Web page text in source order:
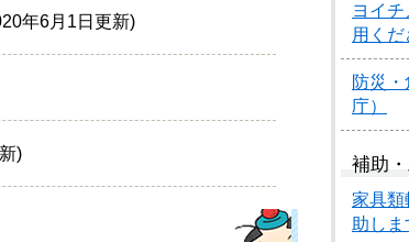
年6月1日更新
ヨイ
用くだ
防災
庁）
補助
家具類
助しま